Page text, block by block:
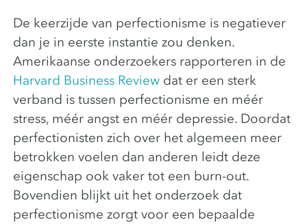
De keerzijde van perfectionisme is negatiever
dan je in eerste instantie zou denken.
Amerikaanse onderzoekers rapporteren in de
Harvard Business Review dat er een sterk
verband is tussen perfectionisme en méér
stress, méér angst en méér depressie. Doordat
perfectionisten zich over het algemeen meer
betrokken voelen dan anderen leidt deze
eigenschap ook vaker tot een burn-out.
Bovendien blijkt uit het onderzoek dat
perfectionisme zorgt voor een bepaalde